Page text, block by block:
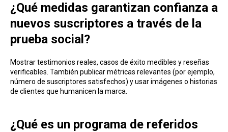
¿Qué medidas garantizan confianza a
nuevos suscriptores a través de la
prueba social?
Mostrar testimonios reales, casos de éxito medi bles y reseñas
verificables. También publicar métricas relevantes (por ejemplo,
número de suscriptores satisfechos) y usar imágenes o historias
de clientes que humanicen la marca.
¿Qué es un programa de referidos